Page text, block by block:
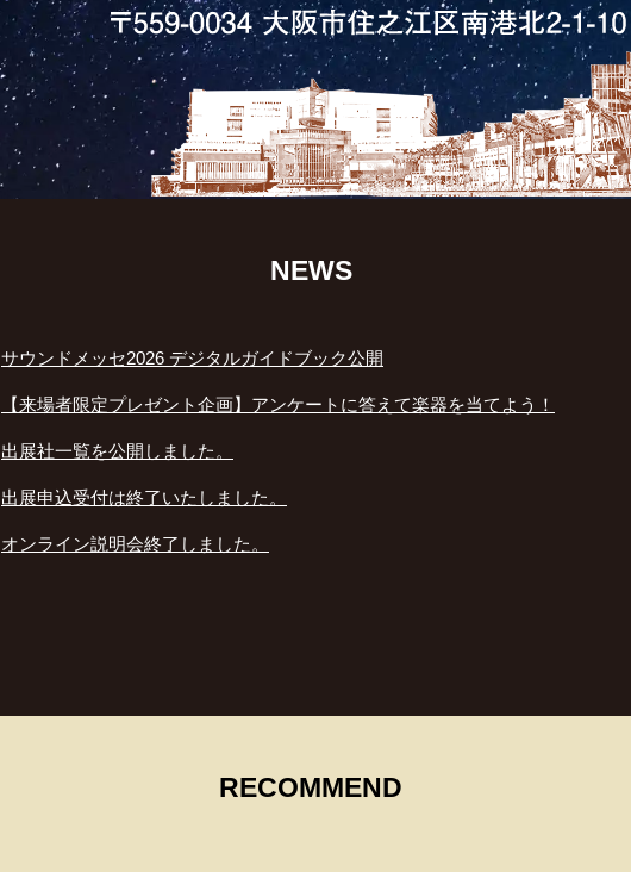
NEWS
サウンドメッセ2026 デジタルガイドブック公開
【来場者限定プレゼント企画】アンケートに答えて楽器を当てよう！
出展社一覧を公開しました。
出展申込受付は終了いたしました。
オンライン説明会終了しました。
RECOMMEND